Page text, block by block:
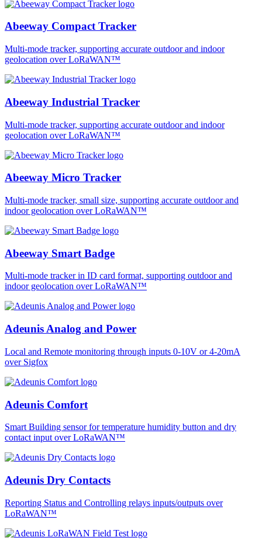
Abeeway Compact Tracker
Multi-mode tracker, supporting accurate outdoor and indoor
geolocation over LoRaWAN™
Abeeway Industrial Tracker
Multi-mode tracker, supporting accurate outdoor and indoor
geolocation over LoRaWAN™
Abeeway Micro Tracker
Multi-mode tracker, small size, supporting accurate outdoor and
indoor geolocation over LoRaWAN™
Abeeway Smart Badge
Multi-mode tracker in ID card format, supporting outdoor and
indoor geolocation over LoRaWAN™
Adeunis Analog and Power
Local and Remote monitoring through inputs 0-10V or 4-20mA
over Sigfox
Adeunis Comfort
Smart Building sensor for temperature humidity button and dry
contact input over LoRaWAN™
Adeunis Dry Contacts
Reporting Status and Controlling relays inputs/outputs over
LoRaWAN™